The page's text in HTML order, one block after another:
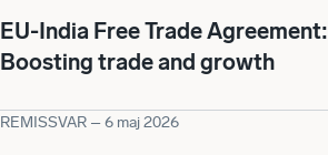
EU-India Free Trade Agreement:
Boosting trade and growth
REMISSVAR –6 maj 2026